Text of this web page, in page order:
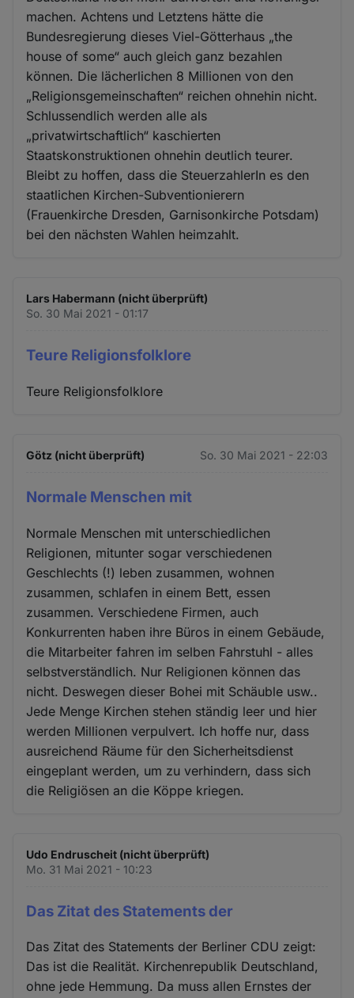
machen. Achtens und Letztens hätte die
Bundesregierung dieses Viel-Götterhaus „the
house of some“ auch gleich ganz bezahlen
können. Die lächerlichen 8 Millionen von den
„Religionsgemeinschaften“ reichen ohnehin nicht.
Schlussendlich werden alle als
„privatwirtschaftlich“ kaschierten
Staatskonstruktionen ohnehin deutlich teurer.
Bleibt zu hoffen, dass die SteuerzahlerIn es den
staatlichen Kirchen-Subventionierern
(Frauenkirche Dresden, Garnisonkirche Potsdam)
bei den nächsten Wahlen heimzahlt.
Lars Habermann (nicht überprüft)
So. 30 Mai 2021 - 01:17
Teure Religionsfolklore
Teure Religionsfolklore
Götz (nicht überprüft) So. 30 Mai 2021 - 22:03
Normale Menschen mit
Normale Menschen mit unterschiedlichen
Religionen, mitunter sogar verschiedenen
Geschlechts (!) leben zusammen, wohnen
zusammen, schlafen in einem Bett, essen
zusammen. Verschiedene Firmen, auch
Konkurrenten haben ihre Büros in einem Gebäude,
die Mitarbeiter fahren im selben Fahrstuhl - alles
selbstverständlich. Nur Religionen können das
nicht. Deswegen dieser Bohei mit Schäuble usw..
Jede Menge Kirchen stehen ständig leer und hier
werden Millionen verpulvert. Ich hoffe nur, dass
ausreichend Räume für den Sicherheitsdienst
eingeplant werden, um zu verhindern, dass sich
die Religiösen an die Köppe kriegen.
Udo Endruscheit (nicht überprüft)
Mo. 31 Mai 2021 - 10:23
Das Zitat des Statements der
Das Zitat des Statements der Berliner CDU zeigt:
Das ist die Realität. Kirchenrepublik Deutschland,
ohne jede Hemmung. Da muss allen Ernstes der